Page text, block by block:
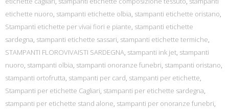
etichette nuoro, stampanti etichette olbia, stampanti etichette oristano,
Stampanti etichette per vivai fiori e piante, stampanti etichette
sardegna, stampanti etichette sassari, stampanti etichette termiche,
STAMPANTI FLOROVIVAISTI SARDEGNA, stampanti ink jet, stampanti
nuoro, stampanti olbia, stampanti onoranze funebri, stampanti oristano,
stampanti ortofrutta, stampanti per card, stampanti per etichette,
Stampanti per etichette Cagliari, stampanti per etichette sardegna,
stampanti per etichette stand alone, stampanti per onoranze funebri,